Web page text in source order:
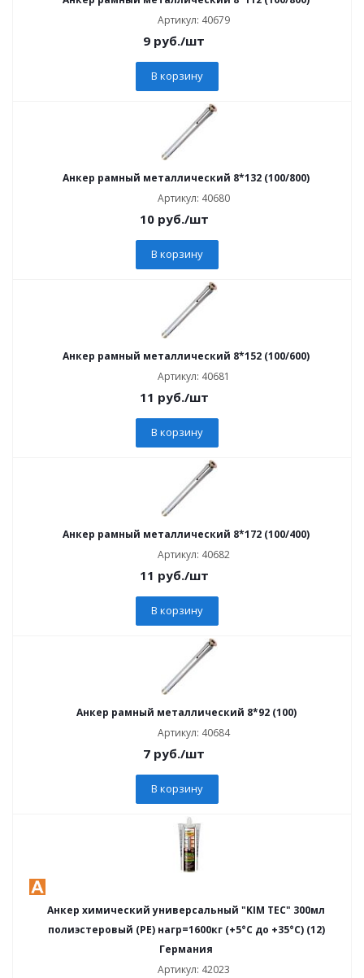
Артикул: 40679
9 руб./шт
В корзину
Анкер рамный металлический 8*132 (100/800)
Артикул: 40680
10руб./шт
В корзину
Анкер рамный металлический 8*152 (100/600)
Артикул: 40681
11 руб./шт
В корзину
Анкер рамный металлический 8*172 (100/400)
Артикул: 40682
11 руб./шт
В корзину
Анкер рамный металлический 8*92 (100)
Артикул: 40684
7 руб./шт
В корзину
Анкер химический универсальный "KIM TEC" 300мл
полиэстеровый (PE) нагр=1600кг (+5°C до +35°C) (12)
Германия
Артикул: 42023